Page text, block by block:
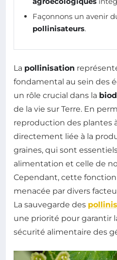
Façonnons un avenir
pollinisateurs.
La pollinisation
fondamental au sein des
un rôle crucial dans la
de la vie sur Terre. En
reproduction des plantes
directement liée à la
graines, qui sont
alimentation et celle de
Cependant, cette
menacée par divers
La sauvegarde des
une priorité pour garantir
sécurité alimentaire des